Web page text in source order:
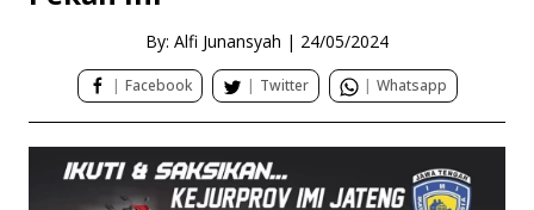
By: Alfi Junansyah | 24/05/2024
| Facebook | Twitter | Whatsapp